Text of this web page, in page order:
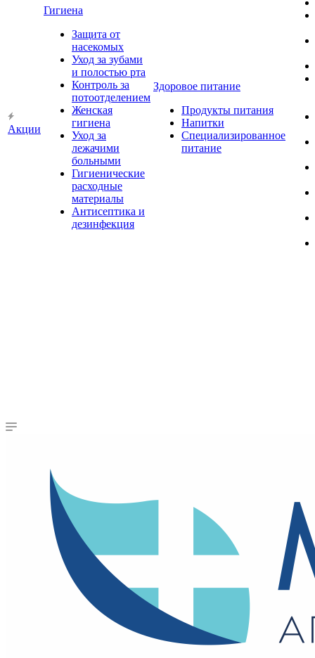
Акции
Гигиена
Защита от
насекомых
Уход за зубами
и полостью рта
Контроль за
потоотделением
Женская
гигиена
Уход за
лежачими
больными
Гигиенические
расходные
материалы
Антисептика и
дезинфекция
Здоровое питание
Продукты питания
Напитки
Специализированное
питание